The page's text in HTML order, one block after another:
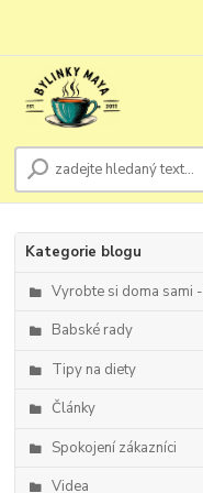
Kategorie blogu
Vyrobte si doma sami
Babské rady
Tipy na diety
Články
Spokojení zákazníci
Videa